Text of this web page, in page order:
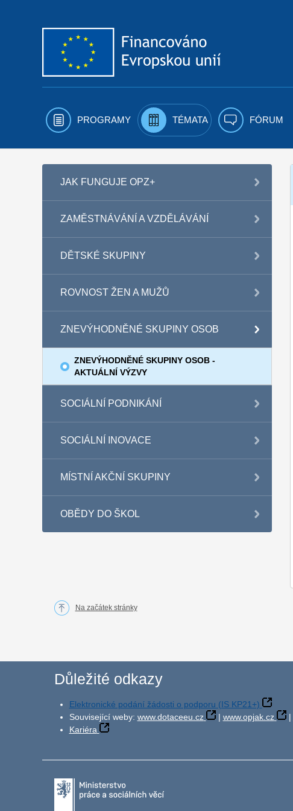
PROGRAMY TÉMATA FÓRUM
JAK FUNGUJE OPZ+
ZAMĚSTNÁVÁNÍ A VZDĚLÁVÁNÍ
DĚTSKÉ SKUPINY
ROVNOST ŽEN A MUŽŮ
ZNEVÝHODNĚNÉ SKUPINY OSOB
ZNEVÝHODNĚNÉ SKUPINY OSOB -
AKTUÁLNÍ VÝZVY
SOCIÁLNÍ PODNIKÁNÍ
SOCIÁLNÍ INOVACE
MÍSTNÍ AKČNÍ SKUPINY
OBĚDY DO ŠKOL
Na začátek stránky
Důležité odkazy
Elektronické podání žádosti o podporu (IS KP21+)
Související weby: www.dotaceeu.cz | www.opjak.cz |
Kariéra